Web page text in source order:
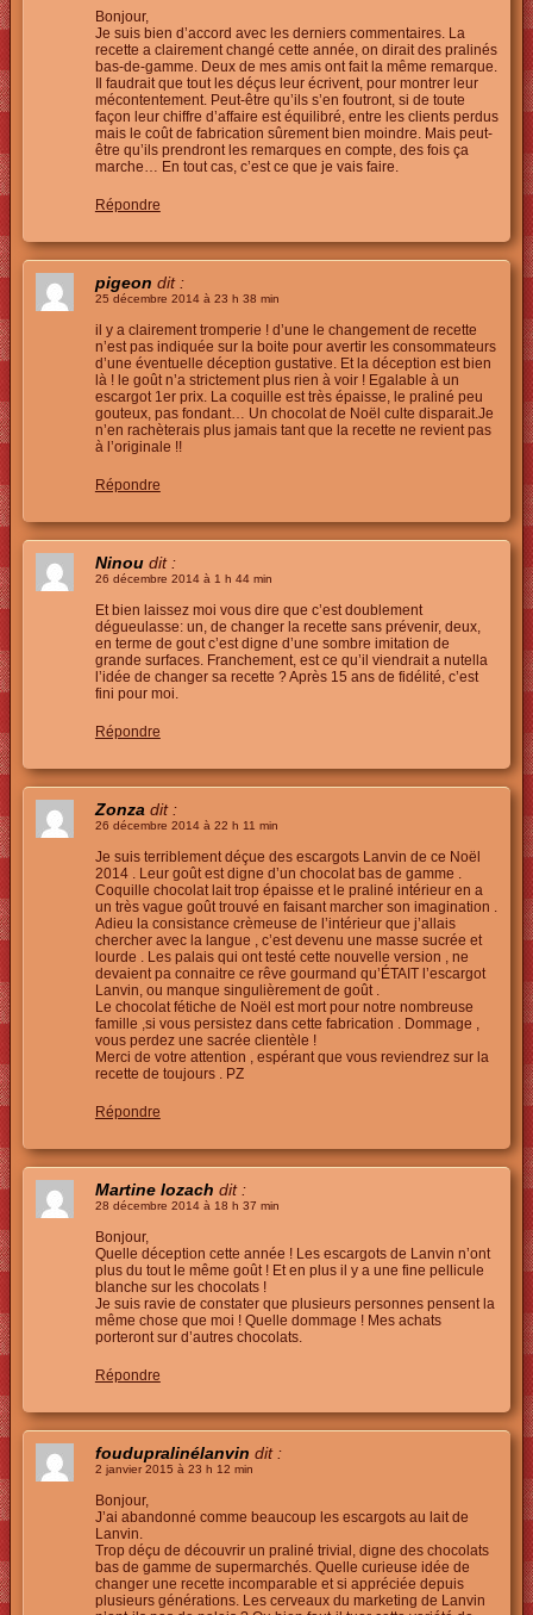
Bonjour,
Je suis bien d’accord avec les derniers commentaires. La
recette a clairement changé cette année, on dirait des pralinés
bas-de-gamme. Deux de mes amis ont fait la même remarque.
Il faudrait que tout les déçus leur écrivent, pour montrer leur
mécontentement. Peut-être qu’ils s’en foutront, si de toute
façon leur chiffre d’affaire est équilibré, entre les clients perdus
mais le coût de fabrication sûrement bien moindre. Mais peut-
être qu’ils prendront les remarques en compte, des fois ça
marche… En tout cas, c’est ce que je vais faire.
Répondre
pigeon dit :
25 décembre 2014 à 23 h 38 min
il y a clairement tromperie ! d’une le changement de recette
n’est pas indiquée sur la boite pour avertir les consommateurs
d’une éventuelle déception gustative. Et la déception est bien
là ! le goût n’a strictement plus rien à voir ! Egalable à un
escargot 1er prix. La coquille est très épaisse, le praliné peu
gouteux, pas fondant… Un chocolat de Noël culte disparait.Je
n’en rachèterais plus jamais tant que la recette ne revient pas
à l’originale !!
Répondre
Ninou dit :
26 décembre 2014 à 1 h 44 min
Et bien laissez moi vous dire que c’est doublement
dégueulasse: un, de changer la recette sans prévenir, deux,
en terme de gout c’est digne d’une sombre imitation de
grande surfaces. Franchement, est ce qu’il viendrait a nutella
l’idée de changer sa recette ? Après 15 ans de fidélité, c’est
fini pour moi.
Répondre
Zonza dit :
26 décembre 2014 à 22 h 11 min
Je suis terriblement déçue des escargots Lanvin de ce Noël
2014 . Leur goût est digne d’un chocolat bas de gamme .
Coquille chocolat lait trop épaisse et le praliné intérieur en a
un très vague goût trouvé en faisant marcher son imagination .
Adieu la consistance crèmeuse de l’intérieur que j’allais
chercher avec la langue , c’est devenu une masse sucrée et
lourde . Les palais qui ont testé cette nouvelle version , ne
devaient pa connaitre ce rêve gourmand qu’ÉTAIT l’escargot
Lanvin, ou manque singulièrement de goût .
Le chocolat fétiche de Noël est mort pour notre nombreuse
famille ,si vous persistez dans cette fabrication . Dommage ,
vous perdez une sacrée clientèle !
Merci de votre attention , espérant que vous reviendrez sur la
recette de toujours . PZ
Répondre
Martine lozach dit :
28 décembre 2014 à 18 h 37 min
Bonjour,
Quelle déception cette année ! Les escargots de Lanvin n’ont
plus du tout le même goût ! Et en plus il y a une fine pellicule
blanche sur les chocolats !
Je suis ravie de constater que plusieurs personnes pensent la
même chose que moi ! Quelle dommage ! Mes achats
porteront sur d’autres chocolats.
Répondre
foudupralinélanvin dit :
2 janvier 2015 à 23 h 12 min
Bonjour,
J’ai abandonné comme beaucoup les escargots au lait de
Lanvin.
Trop déçu de découvrir un praliné trivial, digne des chocolats
bas de gamme de supermarchés. Quelle curieuse idée de
changer une recette incomparable et si appréciée depuis
plusieurs générations. Les cerveaux du marketing de Lanvin